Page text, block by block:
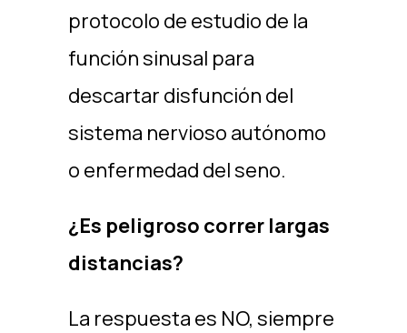
protocolo de estudio de la
función sinusal para
descartar disfunción del
sistema nervioso autónomo
o enfermedad del seno.
¿Es peligroso correr largas
distancias?
La respuesta es NO, siempre